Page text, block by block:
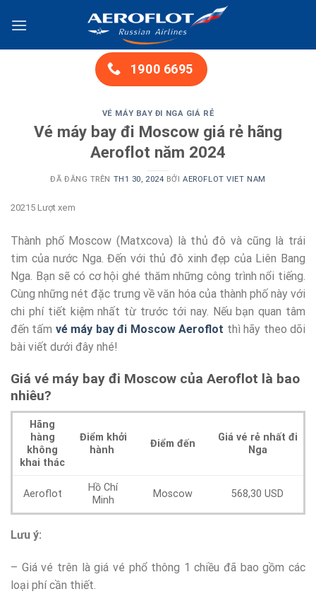
đến
1900 6695
VÉ MÁY BAY ĐI NGA GIÁ RẺ
Vé máy bay đi Moscow giá rẻ hãng
Aeroflot năm 2024
ĐÃ ĐĂNG TRÊN TH1 30, 2024 BỞIAEROFLOT VIET NAM
20215 Lượt xem
Thành phố Moscow (Matxcova) là thủ đô và cũng là trái
tim của nước Nga. Đến với thủ đô xinh đẹp của Liên Bang
Nga. Bạn sẽ có cơ hội ghé thăm những công trình nổi tiếng.
Cùng những nét đặc trưng về văn hóa của thành phố này với
chi phí tiết kiệm nhất từ trước tới nay. Nếu bạn quan tâm
đến tấm vé máy bay đi Moscow Aeroflot thì hãy theo dõi
bài viết dưới đây nhé!
Giá vé máy bay đi Moscow của Aeroflot là bao
nhiêu?
Hãng
hàng
không
khai thác
Điểm khởi
hành
Điểm đến
Giá vé rẻ nhất đi
Nga
Aeroflot
Hồ Chí
Minh
Moscow 568,30 USD
Lưu ý:
– Giá vé trên là giá vé phổ thông 1 chiều đã bao gồm các
loại phí cần thiết.